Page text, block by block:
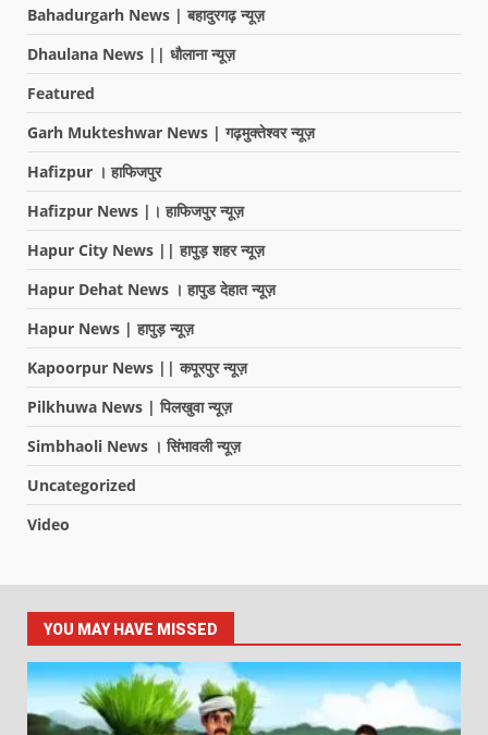
Bahadurgarh News | बहादुरगढ़ न्यूज़
Dhaulana News || धौलाना न्यूज़
Featured
Garh Mukteshwar News | गढ़मुक्तेश्वर न्यूज़
Hafizpur । हाफिजपुर
Hafizpur News |। हाफिजपुर न्यूज़
Hapur City News || हापुड़ शहर न्यूज़
Hapur Dehat News । हापुड देहात न्यूज़
Hapur News | हापुड़ न्यूज़
Kapoorpur News || कपूरपुर न्यूज़
Pilkhuwa News | पिलखुवा न्यूज़
Simbhaoli News । सिंभावली न्यूज़
Uncategorized
Video
YOU MAY HAVE MISSED